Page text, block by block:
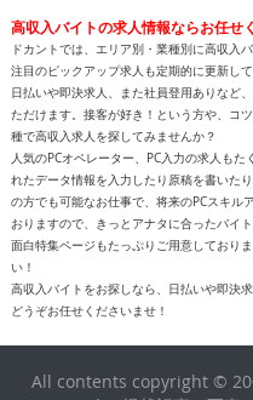
高収入バイトの求人情報ならお任せ
ドカントでは、エリア別・業種別に高収入
注目のピックアップ求人も定期的に更新し
日払いや即決求人、また社員登用ありなど
ただけます。接客が好き！という方や、コ
種で高収入求人を探してみませんか？
人気のPCオペレーター、PC入力の求人も
れたデータ情報を入力したり原稿を書いた
の方でも可能なお仕事で、将来のPCスキル
おりますので、きっとアナタに合ったバイト
面白特集ページもたっぷりご用意しており
い！
高収入バイトをお探しなら、日払いや即決
どうぞお任せくださいませ！
All contents copyright ©